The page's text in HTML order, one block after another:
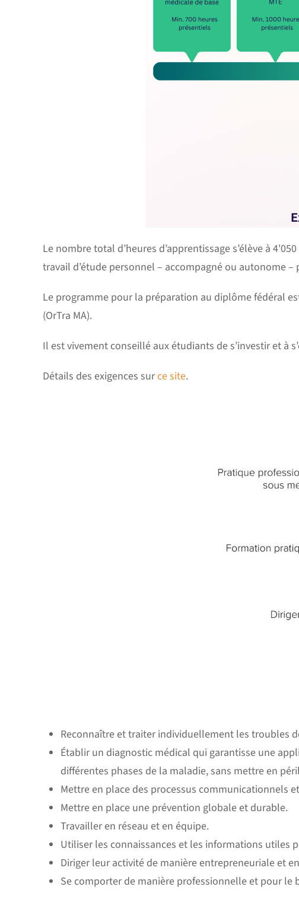
Le nombre total d’heures d’apprentissage s’élève à
travail d’étude personnel – accompagné ou autonome
Le programme pour la préparation au diplôme fédéral
(OrTra MA).
Il est vivement conseillé aux étudiants de s’investir et à
Détails des exigences surce site.
Reconnaître et traiter individuellement les troubles
Établir un diagnostic médical qui garantisse une
différentes phases de la maladie, sans mettre en
Mettre en place des processus communicationnels
Mettre en place une prévention globale et durable.
Travailler en réseau et en équipe.
Utiliser les connaissances et les informations utiles
Diriger leur activité de manière entrepreneuriale et
Se comporter de manière professionnelle et pour